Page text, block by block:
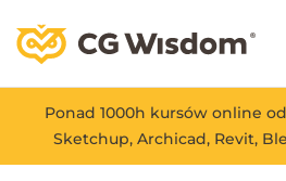
Ponad 1000h kursów online od
Sketchup, Archicad, Revit,